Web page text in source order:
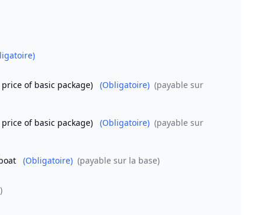
of basic package)
(Obligatoire) (payable sur
of basic package)
(Obligatoire) (payable sur
(Obligatoire) (payable sur la base)